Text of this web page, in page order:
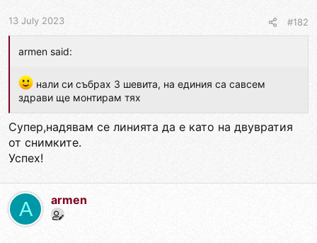
13 July 2023 #182
armen said:
нали си събрах 3 шевита, на единия са савсем
здрави ще монтирам тях
Супер,надявам се линията да е като на двувратия
от снимките.
Успех!
A armen